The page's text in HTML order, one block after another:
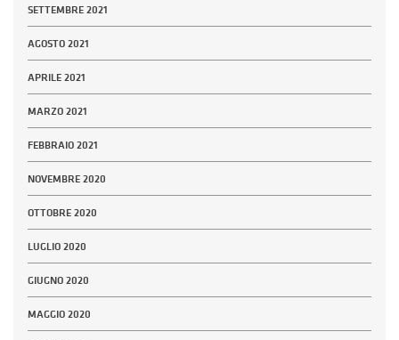
SETTEMBRE 2021
AGOSTO 2021
APRILE 2021
MARZO 2021
FEBBRAIO 2021
NOVEMBRE 2020
OTTOBRE 2020
LUGLIO 2020
GIUGNO 2020
MAGGIO 2020